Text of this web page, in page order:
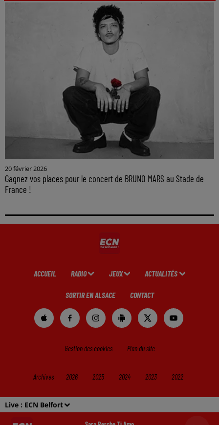
Live : ECN Belfort
20 février 2026
Gagnez vos places pour le concert de BRUNO MARS au Stade de
France !
ACCUEIL RADIO JEUX ACTUALITÉS
SORTIR EN ALSACE CONTACT
Gestion des cookies Plan du site
Archives 2026 2025 2024 2023 2022